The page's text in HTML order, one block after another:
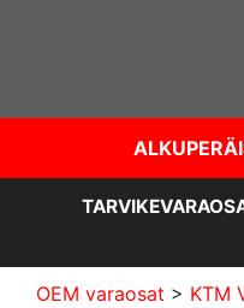
OEM varaosat > KTM